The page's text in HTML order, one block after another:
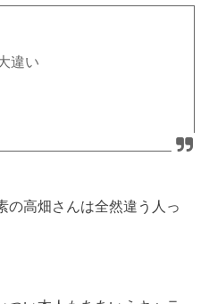
違い
の高畑さんは全然違う人っ